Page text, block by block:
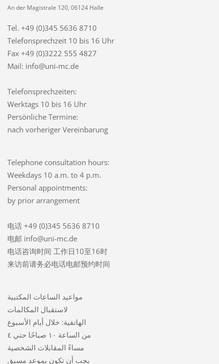
An der Magistrale 120, 06124 Halle
Tel. +49 (0)345 5636 8710
Telefonsprechzeit 10 bis 16 Uhr
Fax +49 (0)3222 555 4827
Mail: info@uni-mc.de
Telefonsprechzeiten:
Werktags 10 bis 16 Uhr
Persönliche Termine:
nach vorheriger Vereinbarung
Telephone consultation hours:
Weekdays 10 a.m. to 4 p.m.
Personal appointments:
by prior arrangement
电话 +49 (0)345 5636 8710
电邮 info@uni-mc.de
电话咨询时间 工作日10至16时
来访前请务必电话电邮预约时间
مواعيد الساعات المكتبية
لاستقبال المكالمات
الهاتفية: خلال أيام الأسبوع
من الساعة ١٠ صباحًا حتي ٤
مساءً المقابلات الشخصية
يجب أن تكون بموعد مسبق